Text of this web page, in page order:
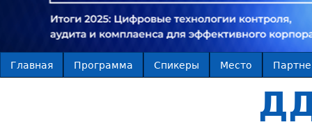
Главная Программа Спикеры Место